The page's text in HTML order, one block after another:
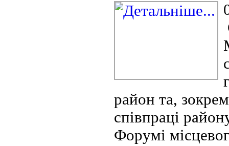
район та,
співпраці
Форумі